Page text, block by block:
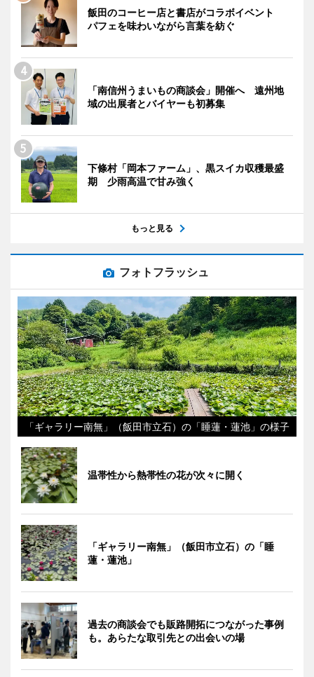
飯田のコーヒー店と書店がコラボイベント
パフェを味わいながら言葉を紡ぐ
「南信州うまいもの商談会」開催へ 遠州地
域の出展者とバイヤーも初募集
下條村「岡本ファーム」、黒スイカ収穫最盛
期 少雨高温で甘み強く
もっと見る
フォトフラッシュ
「ギャラリー南無」（飯田市立石）の「睡蓮・蓮池」の様子
温帯性から熱帯性の花が次々に開く
「ギャラリー南無」（飯田市立石）の「睡
蓮・蓮池」
過去の商談会でも販路開拓につながった事例
も。あらたな取引先との出会いの場